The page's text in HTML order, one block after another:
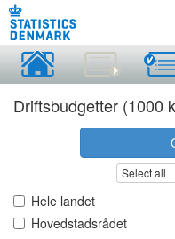
Driftsbudgetter (1000
Select all
Hele landet
Hovedstadsrådet